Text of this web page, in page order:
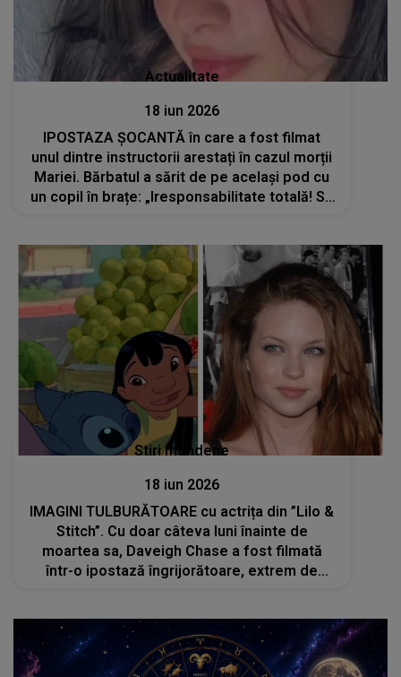
Actualitate
18 iun 2026
IPOSTAZA ȘOCANTĂ în care a fost filmat
unul dintre instructorii arestați în cazul morții
Mariei. Bărbatul a sărit de pe același pod cu
un copil în brațe: „Iresponsabilitate totală! Să
Stiri mondene
18 iun 2026
IMAGINI TULBURĂTOARE cu actrița din ”Lilo &
Stitch”. Cu doar câteva luni înainte de
moartea sa, Daveigh Chase a fost filmată
într-o ipostază îngrijorătoare, extrem de